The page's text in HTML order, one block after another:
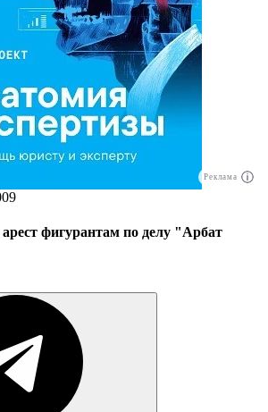
Реклама
фигурантам по делу "Арбат